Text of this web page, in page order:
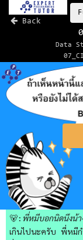
Back
Data
🐻: พี่หมีบอกนิดนึงน้า
เกินไปนะครับ พี่หมีก